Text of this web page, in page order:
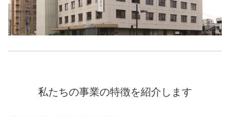
私たちの事業の特徴を紹介します